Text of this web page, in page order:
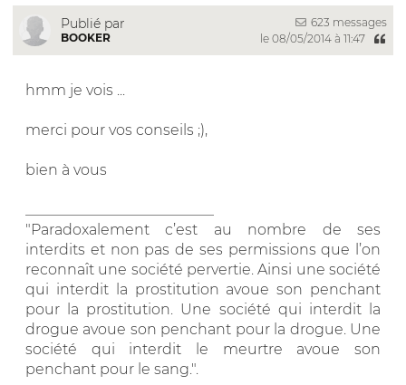
Publié par
BOOKER
623 messages
le 08/05/2014 à 11:47
hmm je vois ...
merci pour vos conseils ;),
bien à vous
"Paradoxalement c’est au nombre de ses
interdits et non pas de ses permissions que l’on
reconnaît une société pervertie. Ainsi une société
qui interdit la prostitution avoue son penchant
pour la prostitution. Une société qui interdit la
drogue avoue son penchant pour la drogue. Une
société qui interdit le meurtre avoue son
penchant pour le sang.".